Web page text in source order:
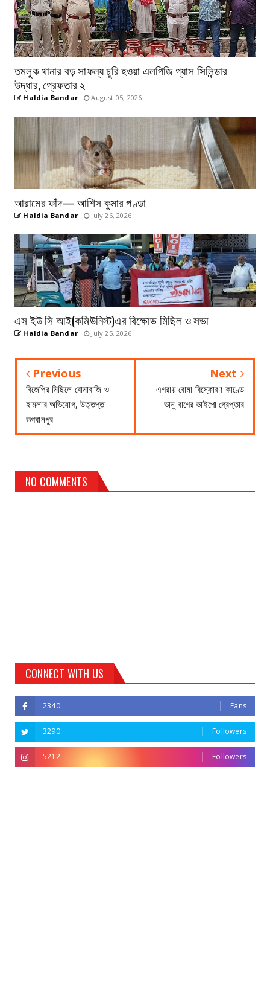
তমলুক থানার বড় সাফল্য চুরি হওয়া এলপিজি গ্যাস সিলিন্ডার
উদ্ধার, গ্রেফতার ২
Haldia Bandar August 05, 2026
আরামের ফাঁদ— আশিস কুমার পণ্ডা
Haldia Bandar July 26, 2026
এস ইউ সি আই(কমিউনিস্ট)এর বিক্ষোভ মিছিল ও সভা
Haldia Bandar July 25, 2026
Previous
বিজেপির মিছিলে বোমাবাজি ও
হামলার অভিযোগ, উত্তপ্ত
ভগবানপুর
Next
এগরায় বোমা বিস্ফোরণ কাণ্ডে
ভানু বাগের ভাইপো গ্রেপ্তার
NO COMMENTS
CONNECT WITH US
2340 Fans
3290 Followers
5212 Followers